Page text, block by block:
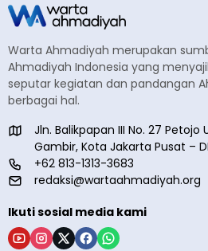
Warta Ahmadiyah merupakan
Ahmadiyah Indonesia yang
seputar kegiatan dan pandangan
berbagai hal.
Jln. Balikpapan III No. 27
Gambir, Kota Jakarta Pusat –
+62 813-1313-3683
redaksi@wartaahmadiyah.org
Ikuti sosial media kami